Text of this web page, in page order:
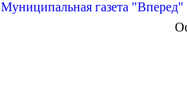
Муниципальная газета "Вперед"